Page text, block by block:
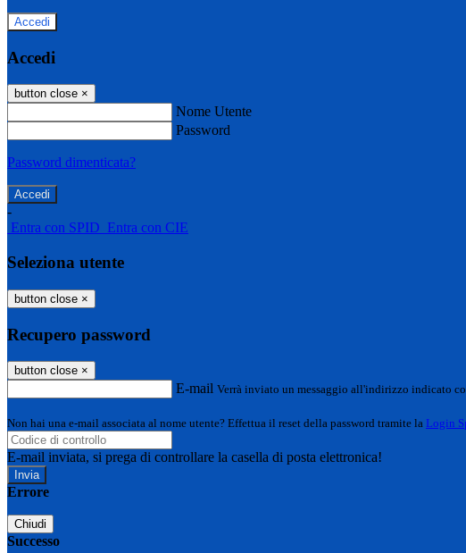
Accedi
Accedi
button close ×
Nome Utente
Password
Password dimenticata?
-
Entra con SPID Entra con CIE
Seleziona utente
button close ×
Recupero password
button close ×
E-mail Verrà inviato un messaggio all'indirizzo indicato
Non hai una e-mail associata al nome utente? Effettua il reset della password tramite la Login
E-mail inviata, si prega di controllare la casella di posta elettronica!
Errore
Chiudi
Successo